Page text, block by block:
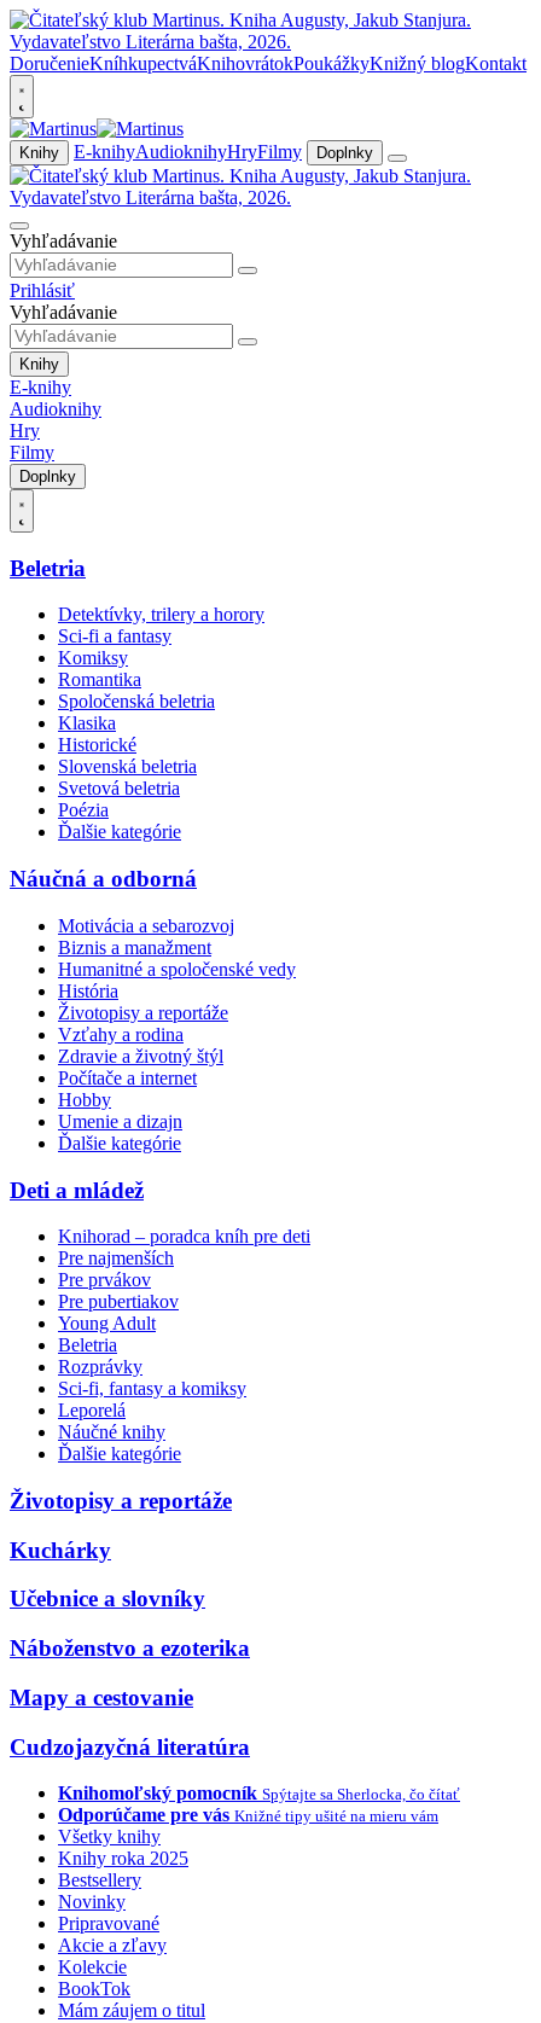
DoručenieKníhkupectváKnihovrátokPoukážkyKnižný blogKontakt
Knihy E-knihyAudioknihyHryFilmy Doplnky
Vyhľadávanie
Prihlásiť
Vyhľadávanie
Knihy
E-knihy
Audioknihy
Hry
Filmy
Doplnky
Beletria
Detektívky, trilery a horory
Sci-fi a fantasy
Komiksy
Romantika
Spoločenská beletria
Klasika
Historické
Slovenská beletria
Svetová beletria
Poézia
Ďalšie kategórie
Náučná a odborná
Motivácia a sebarozvoj
Biznis a manažment
Humanitné a spoločenské vedy
História
Životopisy a reportáže
Vzťahy a rodina
Zdravie a životný štýl
Počítače a internet
Hobby
Umenie a dizajn
Ďalšie kategórie
Deti a mládež
Knihorad – poradca kníh pre deti
Pre najmenších
Pre prvákov
Pre pubertiakov
Young Adult
Beletria
Rozprávky
Sci-fi, fantasy a komiksy
Leporelá
Náučné knihy
Ďalšie kategórie
Životopisy a reportáže
Kuchárky
Učebnice a slovníky
Náboženstvo a ezoterika
Mapy a cestovanie
Cudzojazyčná literatúra
Knihomoľský pomocník Spýtajte sa Sherlocka, čo čítať
Odporúčame pre vás Knižné tipy ušité na mieru vám
Všetky knihy
Knihy roka 2025
Bestsellery
Novinky
Pripravované
Akcie a zľavy
Kolekcie
BookTok
Mám záujem o titul